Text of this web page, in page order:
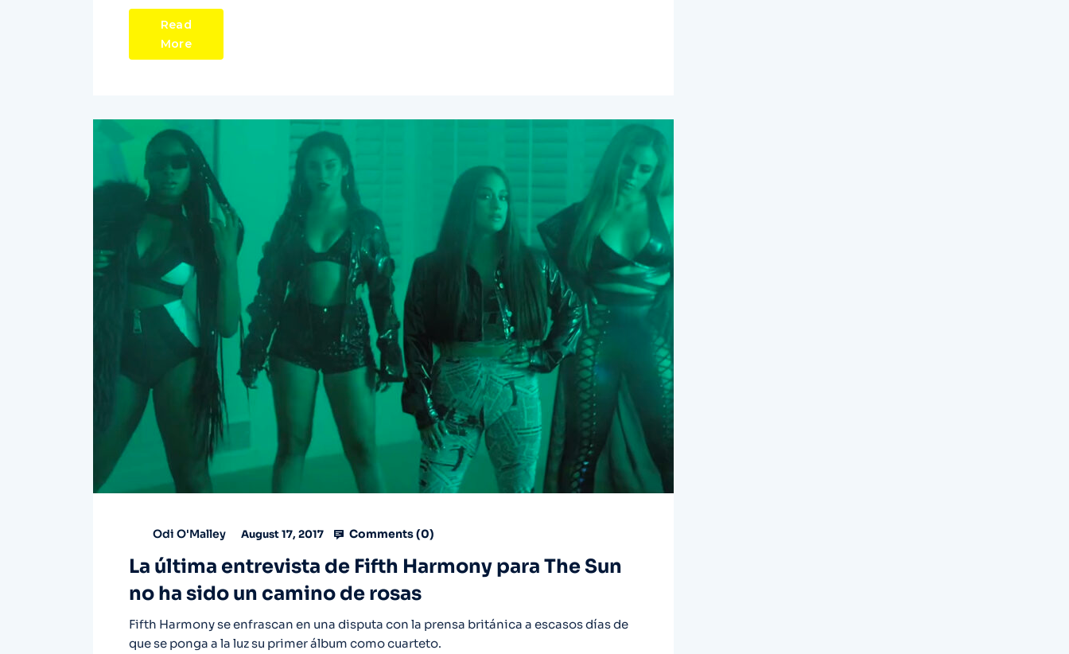
Read
More
Odi O'Malley August 17, 2017 Comments (0)
La última entrevista de Fifth Harmony para The Sun
no ha sido un camino de rosas
Fifth Harmony se enfrascan en una disputa con la prensa británica a escasos días de
que se ponga a la luz su primer álbum como cuarteto.